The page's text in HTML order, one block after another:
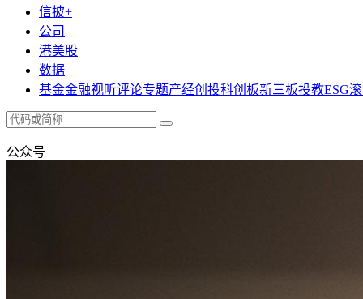
信披+
公司
港美股
数据
基金金融视听评论专题产经创投科创板新三板投教ESG
公众号